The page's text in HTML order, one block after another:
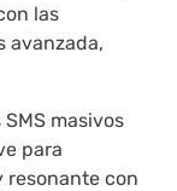
las
avanzada,
masivos
para
resonante con